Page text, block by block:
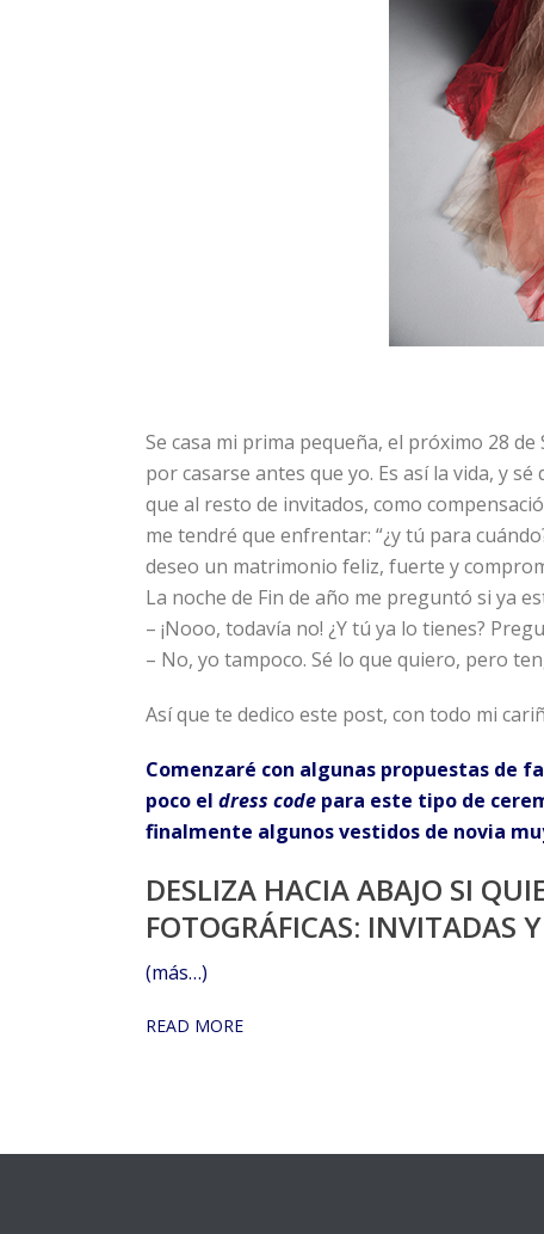
Se casa mi prima pequeña, el próximo 28
por casarse antes que yo. Es así la vida, y
que al resto de invitados, como
me tendré que enfrentar: “¿y tú para
deseo un matrimonio feliz, fuerte y
La noche de Fin de año me preguntó si ya
– ¡Nooo, todavía no! ¿Y tú ya lo tienes?
– No, yo tampoco. Sé lo que quiero, pero
Así que te dedico este post, con todo mi
Comenzaré con algunas propuestas de
poco el dress code para este tipo de
finalmente algunos vestidos de novia
DESLIZA HACIA ABAJO SI
FOTOGRÁFICAS: INVITADAS
(más…)
READ MORE